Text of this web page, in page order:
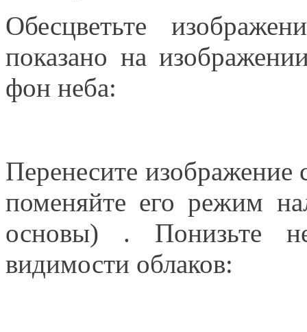
Обесцветьте
показано на
фон неба:
Перенесите изображение
поменяйте его режим
основы) . Понизьте
видимости облаков: